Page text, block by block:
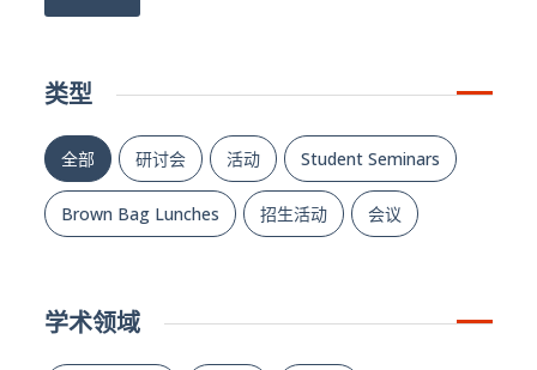
类型
全部 研讨会 活动 Student Seminars
Brown Bag Lunches 招生活动 会议
学术领域